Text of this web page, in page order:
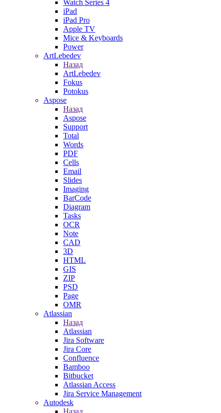
Watch Series 4
iPad
iPad Pro
Apple TV
Mice & Keyboards
Power
ArtLebedev
Назад
ArtLebedev
Fokus
Potokus
Aspose
Назад
Aspose
Support
Total
Words
PDF
Cells
Email
Slides
Imaging
BarCode
Diagram
Tasks
OCR
Note
CAD
3D
HTML
GIS
ZIP
PSD
Page
OMR
Atlassian
Назад
Atlassian
Jira Software
Jira Core
Confluence
Bamboo
Bitbucket
Atlassian Access
Jira Service Management
Autodesk
Назад